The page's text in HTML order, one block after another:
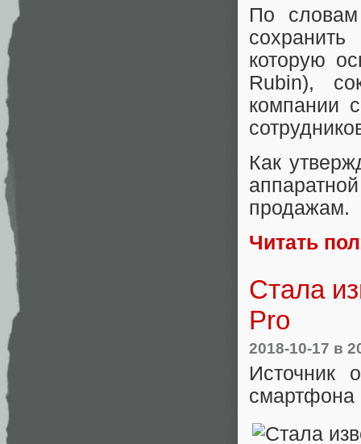
По
которую
Rubin),
компании
Как
продажам.
Читать
Стала
Pro
2018-10-17 в
Источник
смартфона